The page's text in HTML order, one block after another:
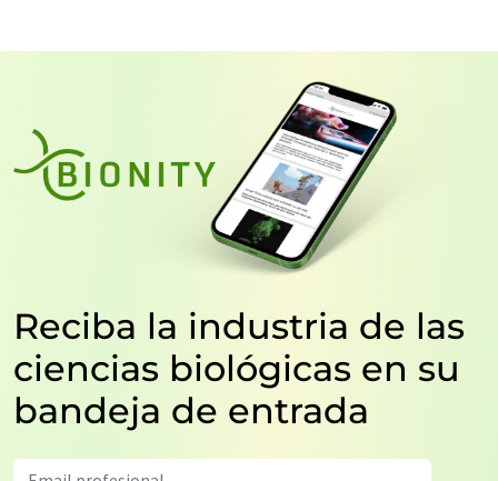
Reciba la industria de las
ciencias biológicas en su
bandeja de entrada